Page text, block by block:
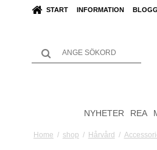
START INFORMATION BLOGG
NYHETER REA
Home / shop / Hårvård /